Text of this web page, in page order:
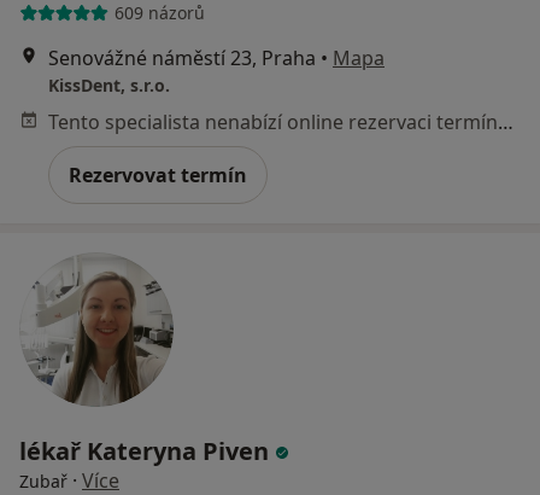
609 názorů
Senovážné náměstí 23, Praha • Mapa
KissDent, s.r.o.
Tento specialista nenabízí online rezervaci termínu na této adrese.
Rezervovat termín
lékař Kateryna Piven
Zubař · Více